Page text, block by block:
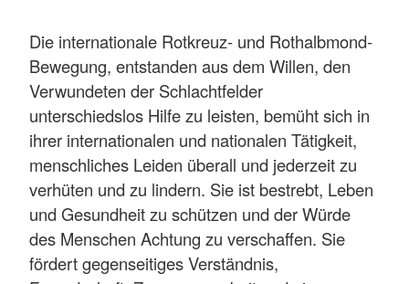
Die internationale Rotkreuz- und Rothalbmond-
Bewegung, entstanden aus dem Willen, den
Verwundeten der Schlachtfelder
unterschiedslos Hilfe zu leisten, bemüht sich in
ihrer internationalen und nationalen Tätigkeit,
menschliches Leiden überall und jederzeit zu
verhüten und zu lindern. Sie ist bestrebt, Leben
und Gesundheit zu schützen und der Würde
des Menschen Achtung zu verschaffen. Sie
fördert gegenseitiges Verständnis,